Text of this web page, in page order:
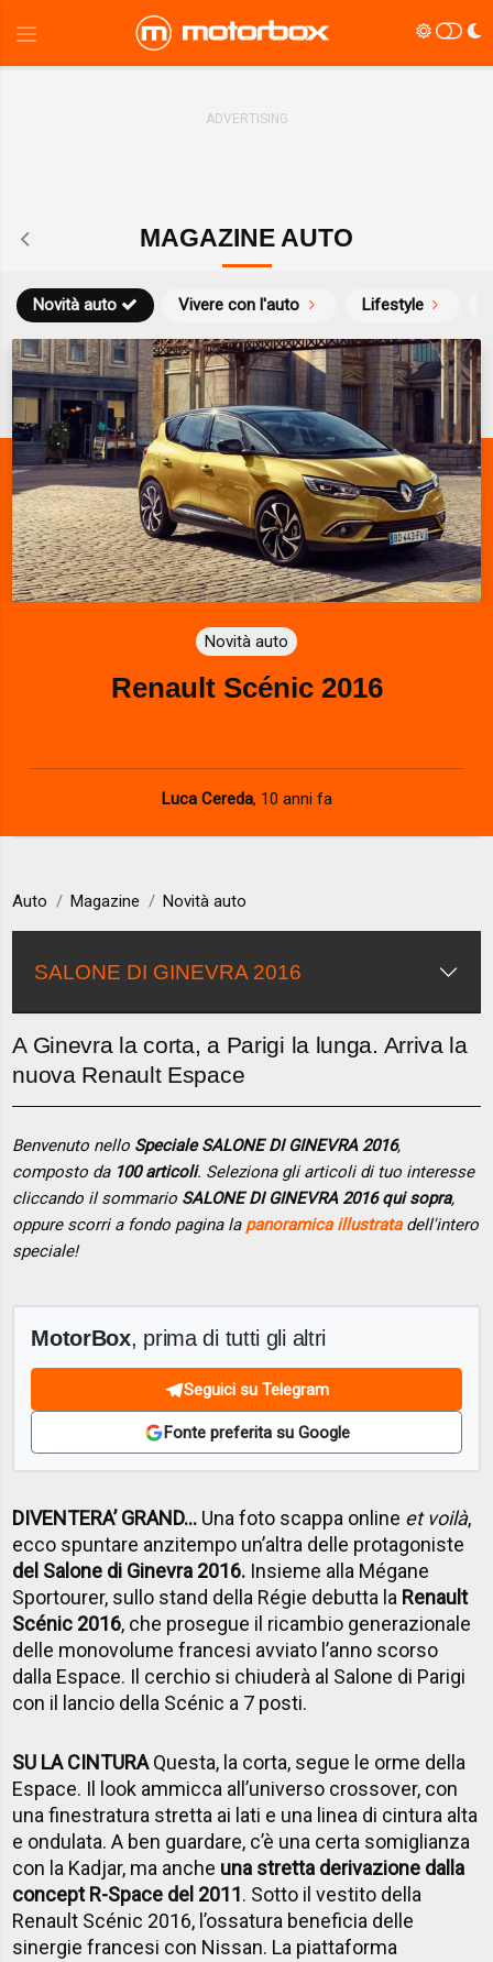
MAGAZINE AUTO
Novità auto Vivere con l'auto Lifestyle
Novità auto
Renault Scénic 2016
Luca Cereda, 10 anni fa
Auto Magazine Novità auto
SALONE DI GINEVRA 2016
A Ginevra la corta, a Parigi la lunga. Arriva la
nuova Renault Espace
Benvenuto nello Speciale SALONE DI GINEVRA 2016,
composto da 100 articoli. Seleziona gli articoli di tuo interesse
cliccando il sommario SALONE DI GINEVRA 2016 qui sopra,
oppure scorri a fondo pagina la panoramica illustratadell'intero
speciale!
MotorBox, prima di tutti gli altri
Seguici su Telegram
Fonte preferita su Google
DIVENTERA’ GRAND… Una foto scappa online et voilà,
ecco spuntare anzitempo un’altra delle protagoniste
del Salone di Ginevra 2016. Insieme alla Mégane
Sportourer, sullo stand della Régie debutta la Renault
Scénic 2016, che prosegue il ricambio generazionale
delle monovolume francesi avviato l’anno scorso
dalla Espace. Il cerchio si chiuderà al Salone di Parigi
con il lancio della Scénic a 7 posti.
SU LA CINTURAQuesta, la corta, segue le orme della
Espace. Il look ammicca all’universo crossover, con
una finestratura stretta ai lati e una linea di cintura alta
e ondulata. A ben guardare, c’è una certa somiglianza
con la Kadjar, ma anche una stretta derivazione dalla
concept R-Space del 2011. Sotto il vestito della
Renault Scénic 2016, l’ossatura beneficia delle
sinergie francesi con Nissan. La piattaforma